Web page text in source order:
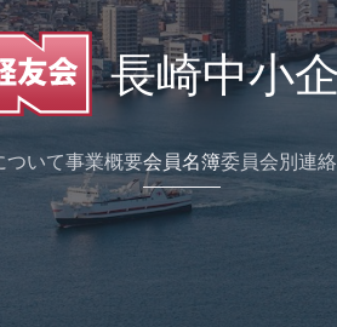
ついて事業概要会員名簿委員会別連絡